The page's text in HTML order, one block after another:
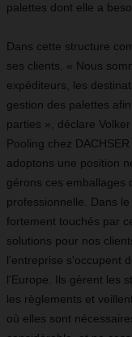
palettes dont elle a
Dans cette structure
ses clients. « Nous
expéditeurs, les
gestion des palettes
parties », déclare
Pooling chez
adoptons une position
gérons ces emballages
professionnelle. Dans
fortement touchés par
solutions pour nos
l'entreprise s'occupent
l'Europe. Ils gèrent les
les règlements et
où elles sont